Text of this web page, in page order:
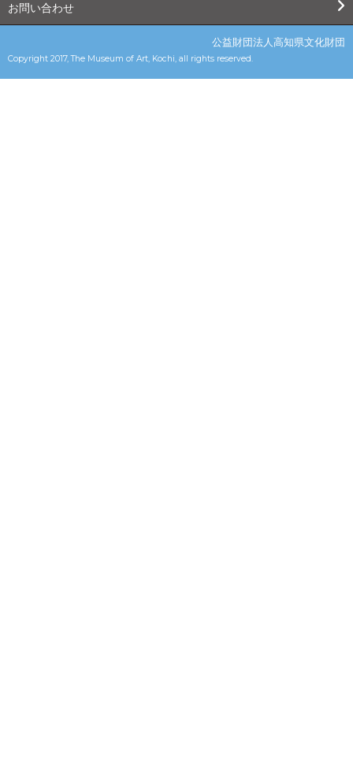
お問い合わせ
Copyright 2017, The Museum of Art, Kochi, all rights reserved.
公益財団法人高知県文化財団